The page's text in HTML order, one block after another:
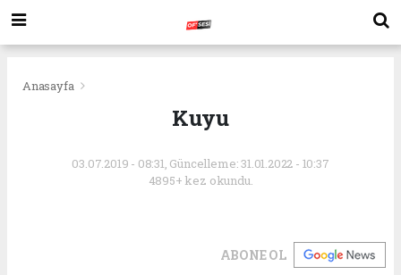
Anasayfa
Kuyu
03.07.2019 - 08:31, Güncelleme: 31.01.2022 - 10:37
4895+ kez okundu.
ABONE OL